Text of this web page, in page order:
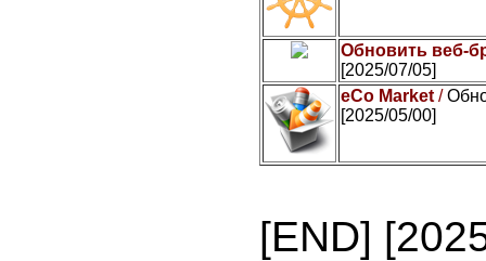
Обновить веб-
[2025/07/05]
eCo Market /
[2025/05/00]
[END]